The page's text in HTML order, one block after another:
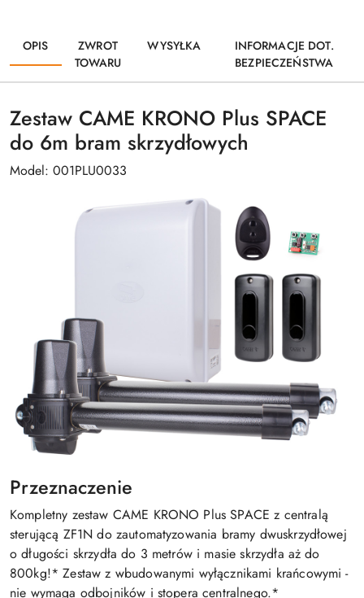
OPIS
ZWROT
TOWARU
WYSYŁKA
INFORMACJE DOT.
BEZPIECZEŃSTWA
Zestaw CAME KRONO Plus SPACE
do 6m bram skrzydłowych
Model: 001PLU0033
Przeznaczenie
Kompletny zestaw CAME KRONO Plus SPACE z centralą
sterującą ZF1N do zautomatyzowania bramy dwuskrzydłowej
o długości skrzydła do 3 metrów i masie skrzydła aż do
800kg!* Zestaw z wbudowanymi wyłącznikami krańcowymi -
nie wymaga odbojników i stopera centralnego.*